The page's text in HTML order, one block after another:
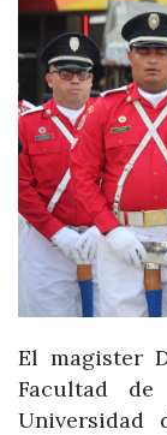
El magister
Facultad
Universidad